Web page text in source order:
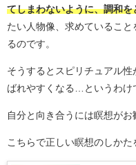
てしまわないように、調和を
たい人物像、求めているこ
るのです。
そうするとスピリチュアル
ばれやすくなる…というわけ
自分と向き合うには瞑想がお
こちらで正しい瞑想のしかた